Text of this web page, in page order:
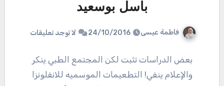
باسل بوسعيد
فاطمة عيسى 24/10/2016 لا توجد تعليقات
بعض الدراسات تثبت لكن المجتمع الطبي ينكر
والإعلام ينفي! التطعيمات الموسميه للانفلونزا